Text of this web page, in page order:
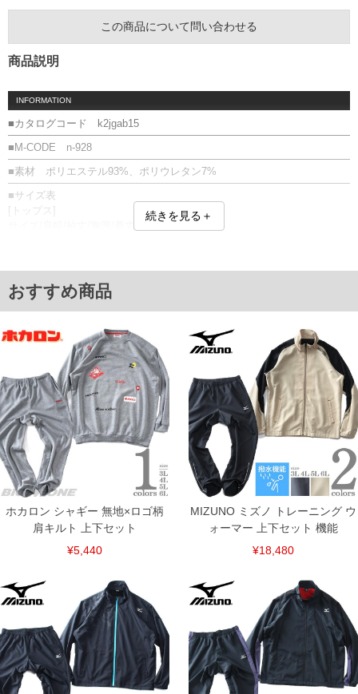
この商品について問い合わせる
商品説明
INFORMATION
■カタログコード k2jgab15
■M-CODE n-928
■素材 ポリエステル93%、ポリウレタン7%
■サイズ表
[トップス]
サイズ/肩幅/袖丈/胸囲/着丈
5L/65/65.5/154/82.8
6L/67/66.5/164/86.0
[ボトム]
3L/88/124/18/82/28.8
4L/96/134/19/82/29.8
5L/104/144/20/82/30.8
6L/112/154/21/82/31.8
単位はcm
※【返品交換について】
返品交換希望の方は、商品到着後1週間以内にご連絡ください。
下着(肌着)やワイシャツは商品の性質上、返品交換不可とさせて頂いております。予め
ご了承くださいませ。
※【ボトムの裾上げをご希望の場合】
裾上げ料金は500円+税となります。
備考欄に股下●cmとご記入下さい。（裾上げ無料対象商品は1本につき税込6,000円以
上の品が対象。1本5,999円以下の商品は有料（500円+税）となります。）
出荷まで約1週間～20日間程お時間を頂く場合がございます。
一部、お直しに対応出来ない商品がございます。(例：裾にファスナーや調節ひもが付
※商品によって若干のサイズの誤差がございます。また、お客様がご使用の環境（コ
ンピュータ画面）によって、商品の色味が若干異なる場合がございます。予めご了承
※当店での掲載商品は、実店鋪と在庫を共用しておりますので店頭での売り違い、店
舗からのお取り寄せ等により、お客様にご迷惑をお掛けしてしまう場合がございま
す。そのようなことがない様最大限に努めておりますが、もしあった場合速やかにご
連絡させて頂きますので予めご了承ください。
続きを見る＋
おすすめ商品
ホカロン シャギー 無地×ロゴ柄
肩キルト 上下セット
¥5,440
MIZUNO ミズノ トレーニング ウ
ォーマー 上下セット 機能
¥18,480